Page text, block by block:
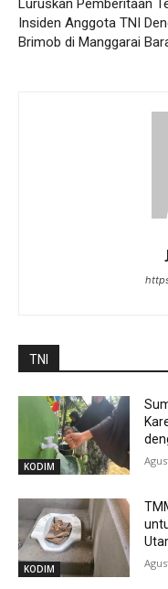
Luruskan Pemberitaan
Insiden Anggota TNI
Brimob di Manggarai
TNI
KODIM
KODIM